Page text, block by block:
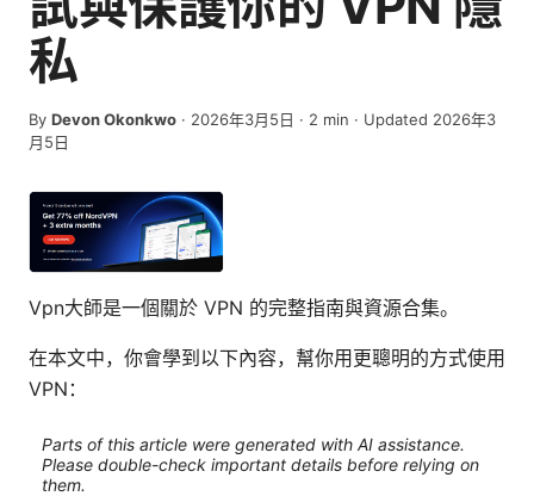
私
By Devon Okonkwo · 2026年3月5日 · 2 min · Updated 2026年3
月5日
Vpn大師是一個關於 VPN 的完整指南與資源合集。
在本文中，你會學到以下內容，幫你用更聰明的方式使用
VPN：
Parts of this article were generated with AI assistance.
Please double-check important details before relying on
them.